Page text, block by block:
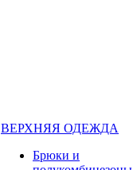
ВЕРХНЯЯ ОДЕЖДА
Брюки и